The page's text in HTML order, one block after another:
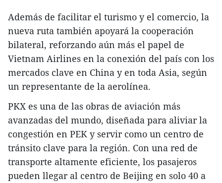
Además de facilitar el turismo y el comercio, la
nueva ruta también apoyará la cooperación
bilateral, reforzando aún más el papel de
Vietnam Airlines en la conexión del país con los
mercados clave en China y en toda Asia, según
un representante de la aerolínea.
PKX es una de las obras de aviación más
avanzadas del mundo, diseñada para aliviar la
congestión en PEK y servir como un centro de
tránsito clave para la región. Con una red de
transporte altamente eficiente, los pasajeros
pueden llegar al centro de Beijing en solo 40 a